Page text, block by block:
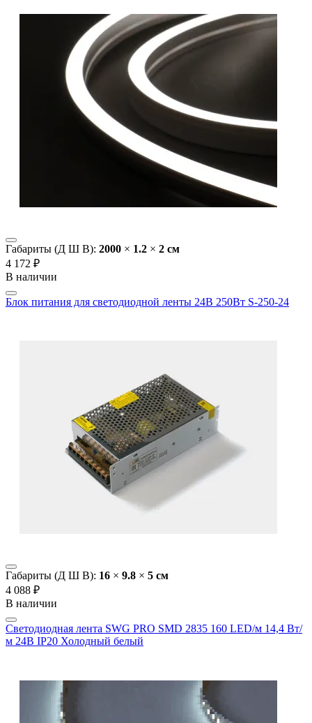
Габариты (Д Ш В): 2000 × 1.2 × 2 cм
4 172 ₽
В наличии
Блок питания для светодиодной ленты 24В 250Вт S-250-24
Габариты (Д Ш В): 16 × 9.8 × 5 cм
4 088 ₽
В наличии
Светодиодная лента SWG PRO SMD 2835 160 LED/м 14,4 Вт/
м 24В IP20 Холодный белый